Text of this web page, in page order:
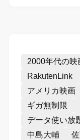
2000年代の映
RakutenLink
アメリカ映画
ギガ無制限
データ使い放
中島大輔